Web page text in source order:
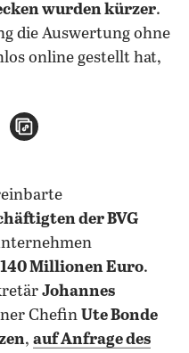
wurden kürzer.
die Auswertung ohne
online gestellt hat,
teilen
per E-Mail teilen
der BVG
140 Millionen Euro.
Johannes
Chefin Ute Bonde
, auf Anfrage des